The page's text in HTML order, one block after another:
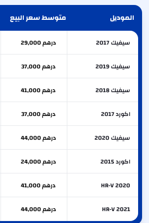
الموديل متوسط سعر البيع
سيفيك 2017 درهم 29,000
سيفيك 2019 درهم 37,000
سيفيك 2018 درهم 41,000
اكورد 2017 درهم 37,000
سيفيك 2020 درهم 44,000
اكورد 2015 درهم 24,000
HR-V 2020 درهم 41,000
HR-V 2021 درهم 44,000